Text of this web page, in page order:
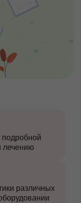
подробной
лечению
различных